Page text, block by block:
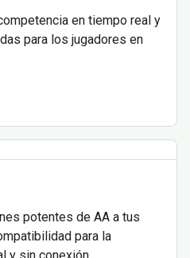
en tiempo real y
para los jugadores en
potentes de AA a tus
para la